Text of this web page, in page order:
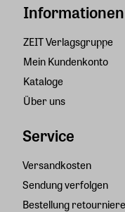
Informationen
ZEIT Verlagsgruppe
Mein Kundenkonto
Kataloge
Über uns
Service
Versandkosten
Sendung verfolgen
Bestellung